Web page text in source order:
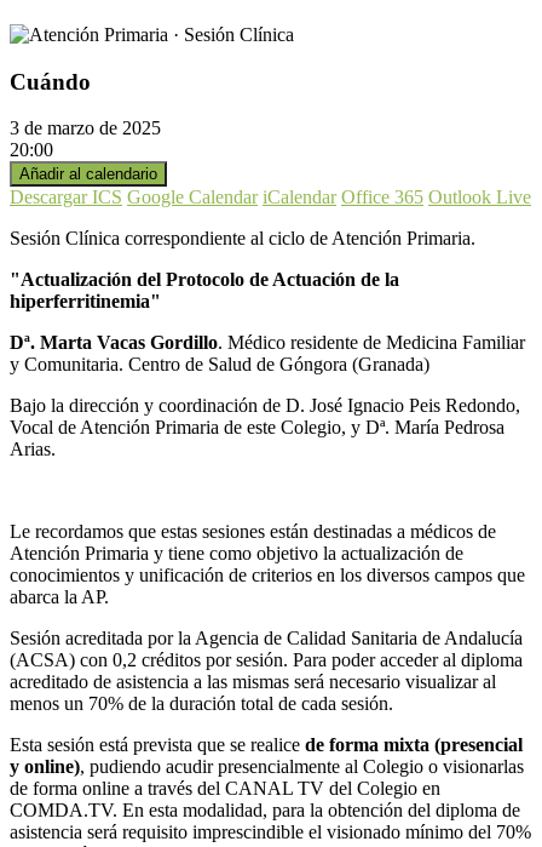
Cuándo
3 de marzo de 2025
20:00
Añadir al calendario
Descargar ICS Google Calendar iCalendar Office 365 Outlook Live
Sesión Clínica correspondiente al ciclo de Atención Primaria.
"Actualización del Protocolo de Actuación de la
hiperferritinemia"
Dª. Marta Vacas Gordillo. Médico residente de Medicina Familiar
y Comunitaria. Centro de Salud de Góngora (Granada)
Bajo la dirección y coordinación de D. José Ignacio Peis Redondo,
Vocal de Atención Primaria de este Colegio, y Dª. María Pedrosa
Arias.
Le recordamos que estas sesiones están destinadas a médicos de
Atención Primaria y tiene como objetivo la actualización de
conocimientos y unificación de criterios en los diversos campos que
abarca la AP.
Sesión acreditada por la Agencia de Calidad Sanitaria de Andalucía
(ACSA) con 0,2 créditos por sesión. Para poder acceder al diploma
acreditado de asistencia a las mismas será necesario visualizar al
menos un 70% de la duración total de cada sesión.
Esta sesión está prevista que se realice de forma mixta (presencial
y online), pudiendo acudir presencialmente al Colegio o visionarlas
de forma online a través del CANAL TV del Colegio en
COMDA.TV. En esta modalidad, para la obtención del diploma de
asistencia será requisito imprescindible el visionado mínimo del 70%